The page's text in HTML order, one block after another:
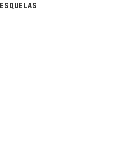
ESQUELAS